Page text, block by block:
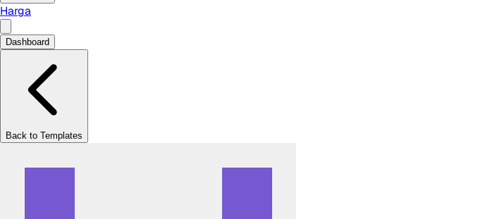
Harga
Dashboard
Back to Templates